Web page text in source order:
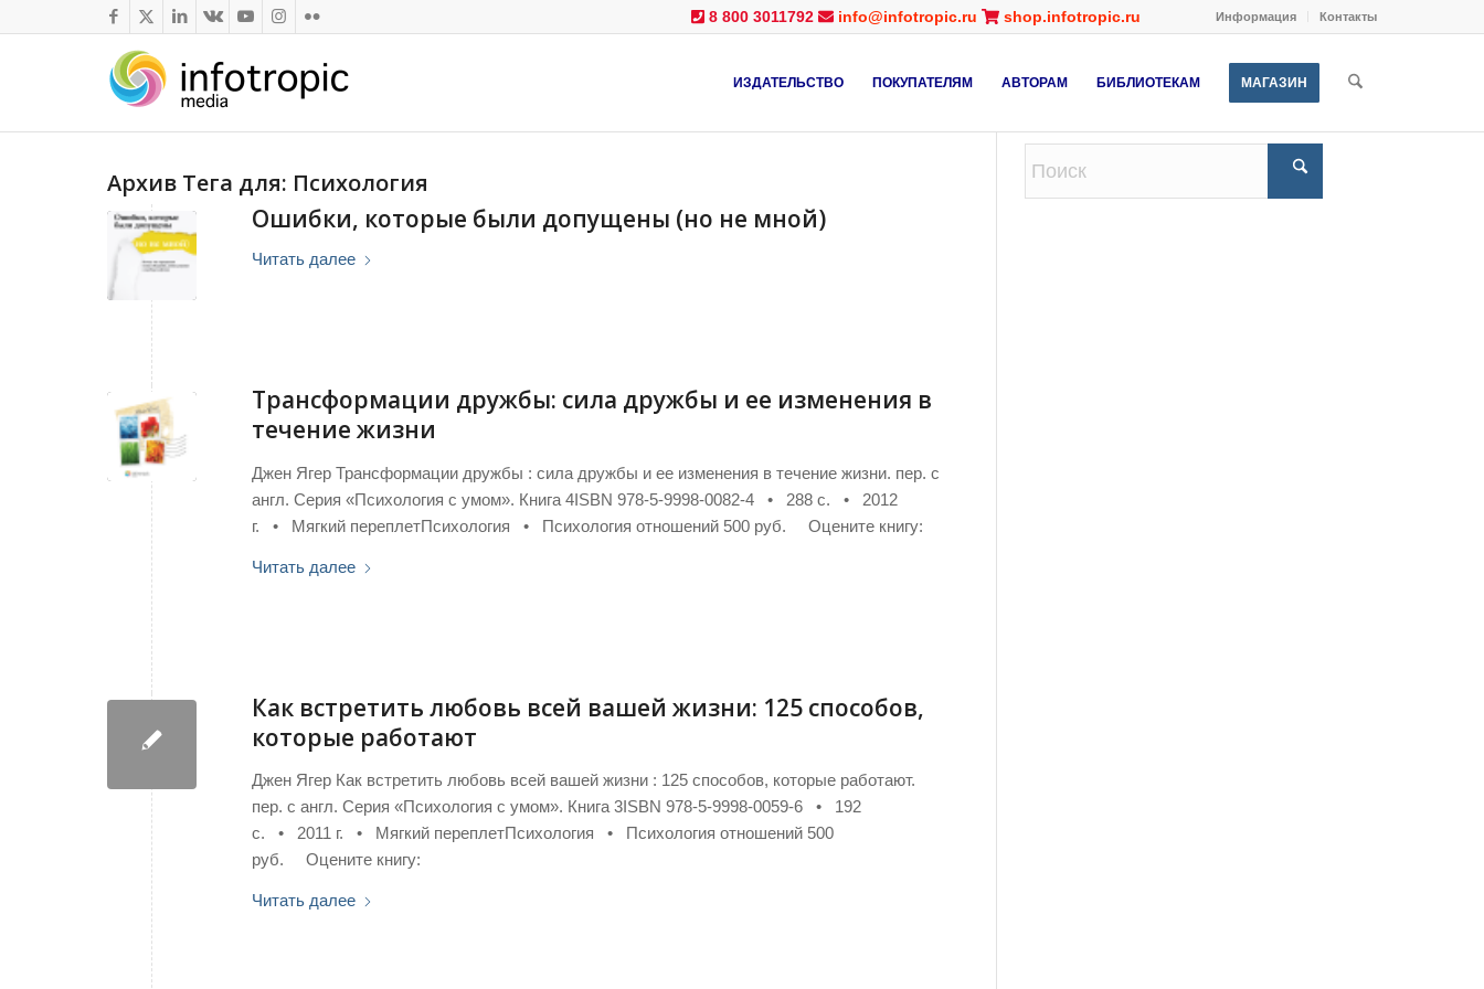
Информация Контакты
8 800 3011792 info@infotropic.ru shop.infotropic.ru
ИЗДАТЕЛЬСТВО ПОКУПАТЕЛЯМ АВТОРАМ БИБЛИОТЕКАМ МАГАЗИН
Архив Тега для: Психология
Ошибки, которые были допущены (но не мной)
Читать далее
Трансформации дружбы: сила дружбы и ее изменения в
течение жизни
Джен Ягер Трансформации дружбы : сила дружбы и ее изменения в течение жизни. пер. с
англ. Серия «Психология с умом». Книга 4ISBN 978-5-9998-0082-4 • 288 с. • 2012
г. • Мягкий переплетПсихология • Психология отношений 500 руб. Оцените книгу:
Читать далее
Как встретить любовь всей вашей жизни: 125 способов,
которые работают
Джен Ягер Как встретить любовь всей вашей жизни : 125 способов, которые работают.
пер. с англ. Серия «Психология с умом». Книга 3ISBN 978-5-9998-0059-6 • 192
с. • 2011 г. • Мягкий переплетПсихология • Психология отношений 500
руб. Оцените книгу:
Читать далее